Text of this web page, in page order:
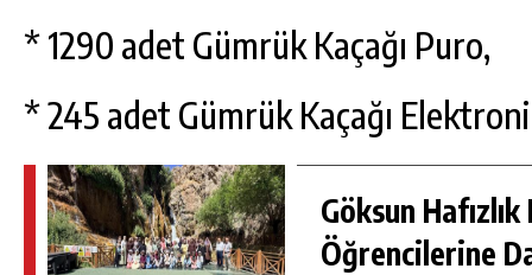
* 1290 adet Gümrük Kaçağı Puro,
* 245 adet Gümrük Kaçağı
Göksun Hafızlık
Öğrencilerine